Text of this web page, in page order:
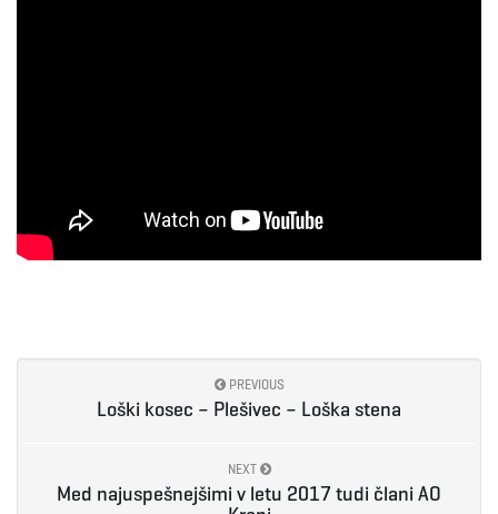
PREVIOUS
Loški kosec – Plešivec – Loška stena
NEXT
Med najuspešnejšimi v letu 2017 tudi člani AO